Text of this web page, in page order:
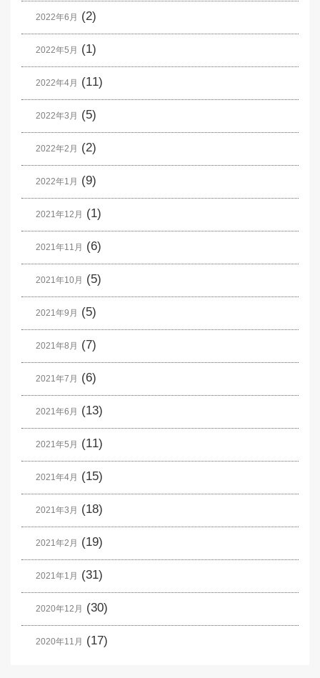
2022年6月 (2)
2022年5月 (1)
2022年4月 (11)
2022年3月 (5)
2022年2月 (2)
2022年1月 (9)
2021年12月 (1)
2021年11月 (6)
2021年10月 (5)
2021年9月 (5)
2021年8月 (7)
2021年7月 (6)
2021年6月 (13)
2021年5月 (11)
2021年4月 (15)
2021年3月 (18)
2021年2月 (19)
2021年1月 (31)
2020年12月 (30)
2020年11月 (17)